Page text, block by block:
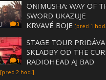
3
ONIMUSHA: WAY OF
SWORD UKAZUJE
KRVAVÉ BOJE [pred 1
1
STAGE TOUR PRIDÁVA
SKLADBY OD THE
RADIOHEAD AJ BAD
[pred 2 hod.]